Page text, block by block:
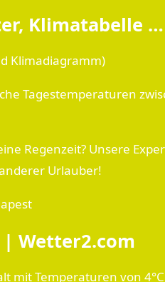
Klimatabelle
Klimadiagramm)
Tagestemperaturen
Regenzeit? Unsere
Urlauber!
| Wetter2.com
mit Temperaturen von